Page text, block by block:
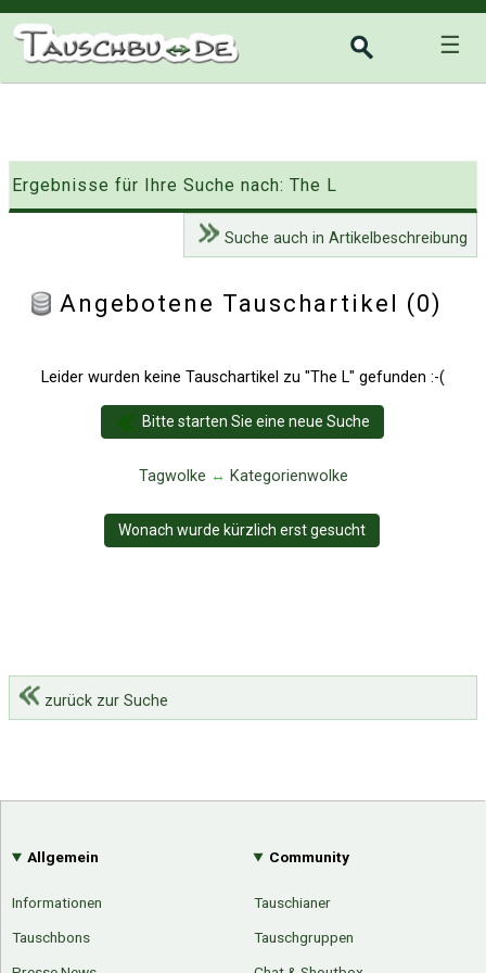
☰
Ergebnisse für Ihre Suche nach: The L
Suche auch in Artikelbeschreibung
Angebotene Tauschartikel (0)
Leider wurden keine Tauschartikel zu "The L" gefunden :-(
Bitte starten Sie eine neue Suche
Tagwolke ↔ Kategorienwolke
Wonach wurde kürzlich erst gesucht
zurück zur Suche
Allgemein
Informationen
Tauschbons
Community
Tauschianer
Tauschgruppen